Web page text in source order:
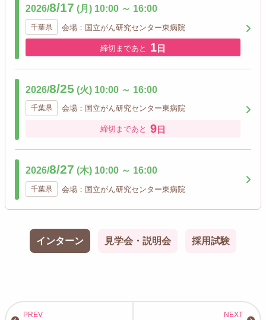
2026/8/17 (月) 10:00 ～ 16:00
千葉県 会場：国立がん研究センター東病院
締切まであと 1日
2026/8/25 (火) 10:00 ～ 16:00
千葉県 会場：国立がん研究センター東病院
締切まであと 9日
2026/8/27 (木) 10:00 ～ 16:00
千葉県 会場：国立がん研究センター東病院
インターン 見学会・説明会 採用試験